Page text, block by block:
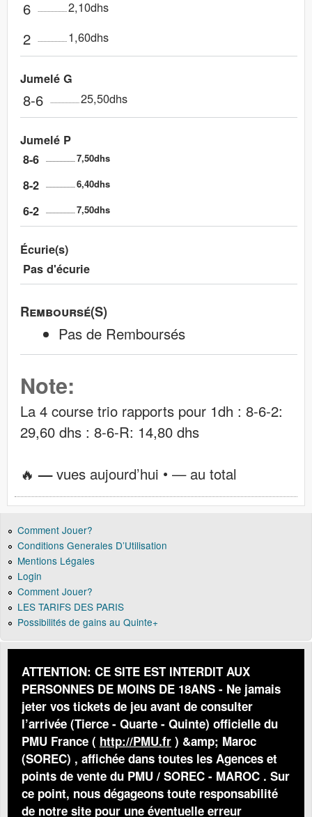
6 2,10dhs
2 1,60dhs
Jumelé G
8-6 25,50dhs
Jumelé P
8-6
7,50dhs
8-2 6,40dhs
6-2 7,50dhs
Écurie(s)
Pas d'écurie
Remboursé(s)
Pas de Remboursés
Note:
La 4 course trio rapports pour 1dh : 8-6-2:
29,60 dhs : 8-6-R: 14,80 dhs
🔥—vues aujourd’hui •—au total
Comment Jouer?
Conditions Generales D’Utilisation
Mentions Légales
Login
Comment Jouer?
LES TARIFS DES PARIS
Possibilités de gains au Quinte+
ATTENTION: CE SITE EST INTERDIT AUX
PERSONNES DE MOINS DE 18ANS - Ne jamais
jeter vos tickets de jeu avant de consulter
l’arrivée (Tierce - Quarte - Quinte) officielle du
PMU France ( http://PMU.fr ) &amp; Maroc
(SOREC) , affichée dans toutes les Agences et
points de vente du PMU / SOREC - MAROC . Sur
ce point, nous dégageons toute responsabilité
de notre site pour une éventuelle erreur